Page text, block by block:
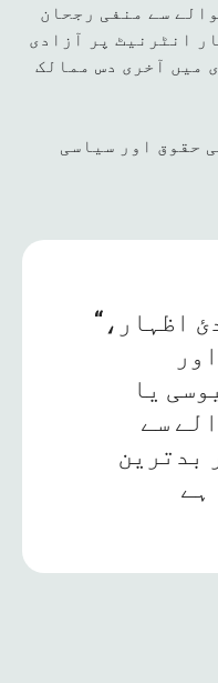
سے منفی رجحان
انٹرنیٹ پر آزادی
میں آخری دس ممالک
حقوق اور سیاسی
“انٹرنیٹ پر آزادئ اظہار،
یا
سے
بدترین